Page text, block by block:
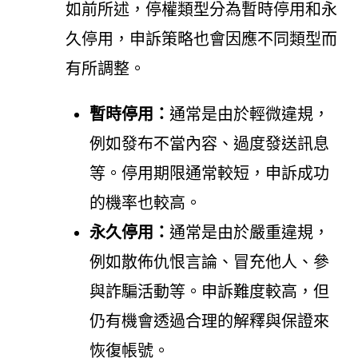
如前所述，停權類型分為暫時停用和永
久停用，申訴策略也會因應不同類型而
有所調整。
暫時停用： 通常是由於輕微違規，
例如發布不當內容、過度發送訊息
等。停用期限通常較短，申訴成功
的機率也較高。
永久停用： 通常是由於嚴重違規，
例如散佈仇恨言論、冒充他人、參
與詐騙活動等。申訴難度較高，但
仍有機會透過合理的解釋與保證來
恢復帳號。